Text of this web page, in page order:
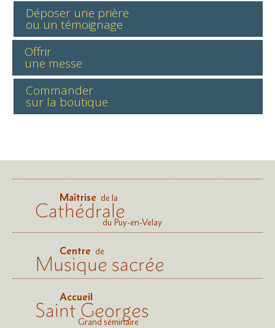
Déposer une prière
ou un témoignage
Offrir
une messe
Commander
sur la boutique
Maîtrise de la
Cathédraledu Puy-en-Velay
Centre de
Musique sacrée
Accueil
Saint Georges
Grand séminaire